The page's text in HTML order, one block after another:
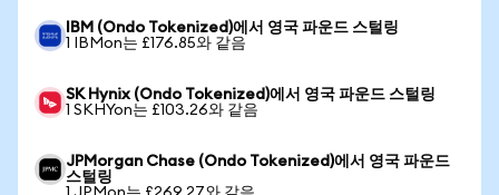
IBM (Ondo Tokenized)에서 영국 파운드 스털링
1 IBMon는 £176.85와 같음
SK Hynix (Ondo Tokenized)에서 영국 파운드 스털링
1 SKHYon는 £103.26와 같음
JPMorgan Chase (Ondo Tokenized)에서 영국 파운드
스털링